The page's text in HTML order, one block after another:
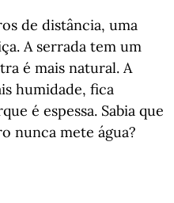
de distância, uma
A serrada tem um
é mais natural. A
humidade, fica
é espessa. Sabia que
nunca mete água?